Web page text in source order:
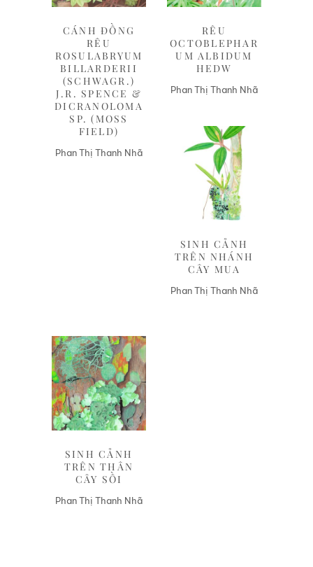
CÁNH ĐỒNG
RÊU
ROSULABRYUM
BILLARDERII
(SCHWAGR.)
J.R. SPENCE &
DICRANOLOMA
SP. (MOSS
FIELD)
Phan Thị Thanh Nhã
RÊU
OCTOBLEPHAR
UM ALBIDUM
HEDW
Phan Thị Thanh Nhã
Liên hệ
SINH CẢNH
TRÊN NHÁNH
CÂY MUA
Phan Thị Thanh Nhã
Liên hệ
SINH CẢNH
TRÊN THÂN
CÂY SỒI
Phan Thị Thanh Nhã